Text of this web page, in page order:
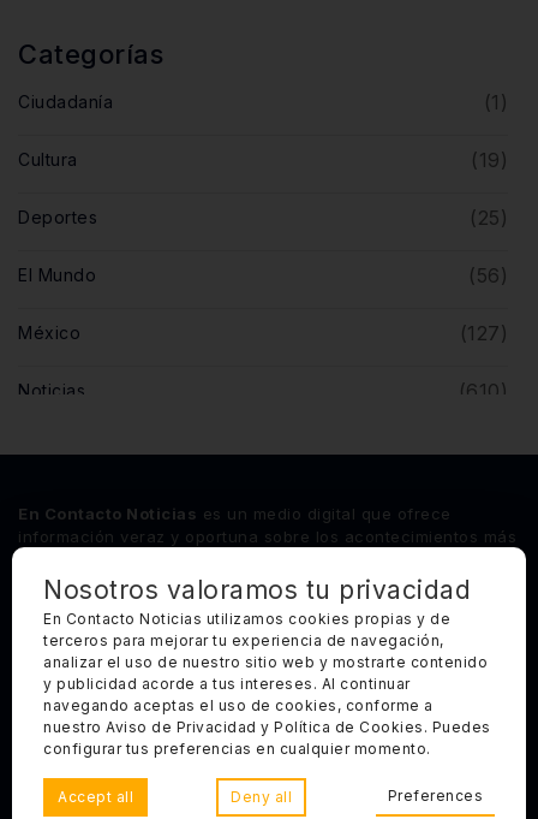
Categorías
Ciudadanía (1)
Cultura (19)
Deportes (25)
El Mundo (56)
México (127)
Noticias (610)
Querétaro
En Contacto Noticias es un medio digital que ofrece
información veraz y oportuna sobre los acontecimientos más
principales sucesos nacionales e internacionales.
Síguenos
Categorías Principales
Otros Enlaces
Copyright 2025, Todos los derechos reservados. En Contacto
Nosotros valoramos tu privacidad
En Contacto Noticias utilizamos cookies propias y de
terceros para mejorar tu experiencia de navegación,
analizar el uso de nuestro sitio web y mostrarte contenido
y publicidad acorde a tus intereses. Al continuar
navegando aceptas el uso de cookies, conforme a
nuestro Aviso de Privacidad y Política de Cookies. Puedes
configurar tus preferencias en cualquier momento.
Accept all Deny all Preferences